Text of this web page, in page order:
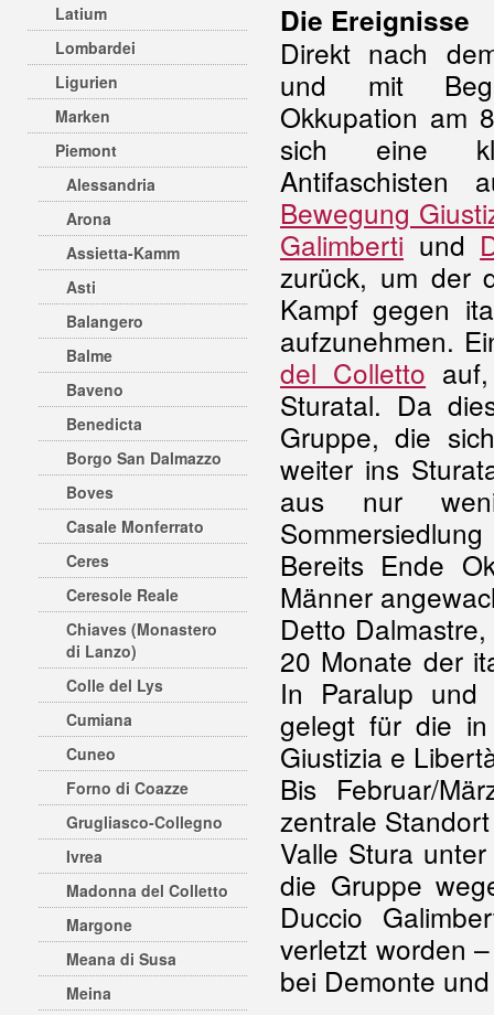
Latium
Lombardei
Ligurien
Marken
Piemont
Alessandria
Arona
Assietta-Kamm
Asti
Balangero
Balme
Baveno
Benedicta
Borgo San Dalmazzo
Boves
Casale Monferrato
Ceres
Ceresole Reale
Chiaves (Monastero
di Lanzo)
Colle del Lys
Cumiana
Cuneo
Forno di Coazze
Grugliasco-Collegno
Ivrea
Madonna del Colletto
Margone
Meana di Susa
Meina
Die Ereignisse
Direkt nach
und mit
Okkupation am
sich eine
Antifaschisten
Bewegung
Galimberti und
zurück, um der
Kampf gegen
aufzunehmen.
del Colletto
Sturatal. Da
Gruppe, die
weiter ins
aus nur
Bereits Ende
Männer
Detto
20 Monate der
In Paralup und
gelegt für die in
Giustizia e
Bis Februar/
zentrale
Valle Stura
die Gruppe
Duccio
verletzt worden
bei Demonte